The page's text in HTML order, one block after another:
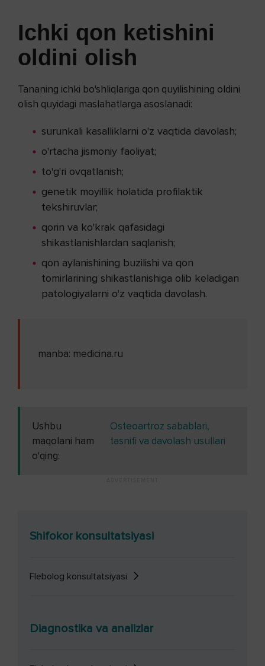
Ichki qon ketishini
oldini olish
Tananing ichki bo'shliqlariga qon quyilishining oldini
olish quyidagi maslahatlarga asoslanadi:
surunkali kasalliklarni o'z vaqtida davolash;
o'rtacha jismoniy faoliyat;
to'g'ri ovqatlanish;
genetik moyillik holatida profilaktik
tekshiruvlar;
qorin va ko'krak qafasidagi
shikastlanishlardan saqlanish;
qon aylanishining buzilishi va qon
tomirlarining shikastlanishiga olib keladigan
patologiyalarni o'z vaqtida davolash.
manba: medicina.ru
Ushbu
maqolani ham
o'qing:
Osteoartroz sabablari,
tasnifi va davolash usullari
Shifokor konsultatsiyasi
Flebolog konsultatsiyasi
Diagnostika va analizlar